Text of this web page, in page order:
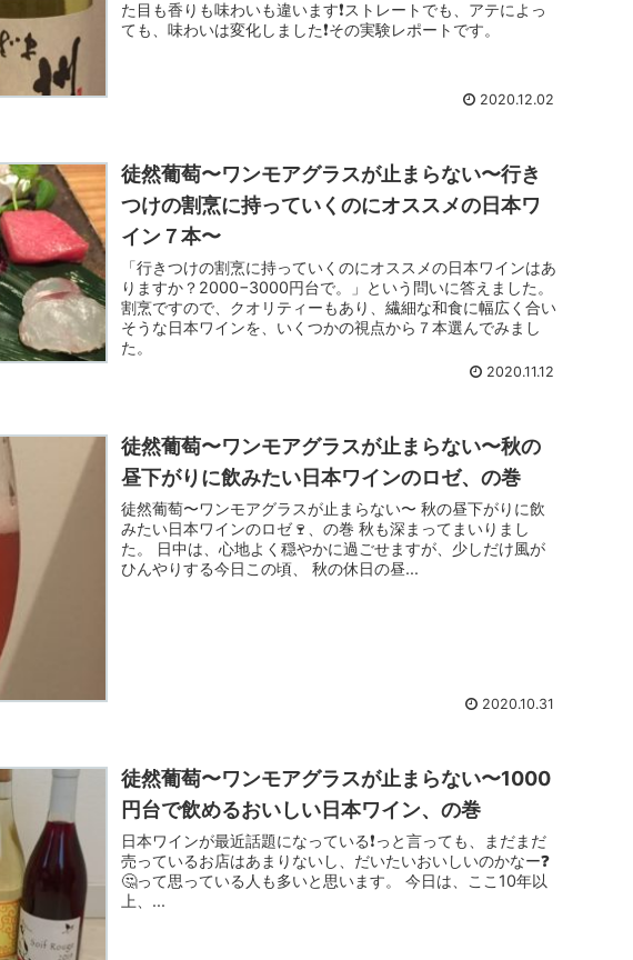
た目も香りも味わいも違います❗️ストレートでも、アテによっ
ても、味わいは変化しました❗️その実験レポートです。
2020.12.02
徒然葡萄〜ワンモアグラスが止まらない〜行き
つけの割烹に持っていくのにオススメの日本ワ
イン７本〜
「行きつけの割烹に持っていくのにオススメの日本ワインはあ
りますか？2000−3000円台で。」という問いに答えました。
割烹ですので、クオリティーもあり、繊細な和食に幅広く合い
そうな日本ワインを、いくつかの視点から７本選んでみまし
た。
2020.11.12
徒然葡萄〜ワンモアグラスが止まらない〜秋の
昼下がりに飲みたい日本ワインのロゼ、の巻
徒然葡萄〜ワンモアグラスが止まらない〜 秋の昼下がりに飲
みたい日本ワインのロゼ🍷、の巻 秋も深まってまいりまし
た。 日中は、心地よく穏やかに過ごせますが、少しだけ風が
ひんやりする今日この頃、 秋の休日の昼...
2020.10.31
徒然葡萄〜ワンモアグラスが止まらない〜1000
円台で飲めるおいしい日本ワイン、の巻
日本ワインが最近話題になっている❗️っと言っても、まだまだ
売っているお店はあまりないし、だいたいおいしいのかなー❓
🤔って思っている人も多いと思います。 今日は、ここ10年以
上、...